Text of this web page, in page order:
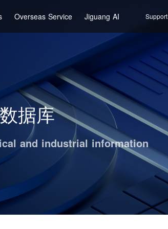
Overseas Service Jiguang AI Support
数据库
and industrial information